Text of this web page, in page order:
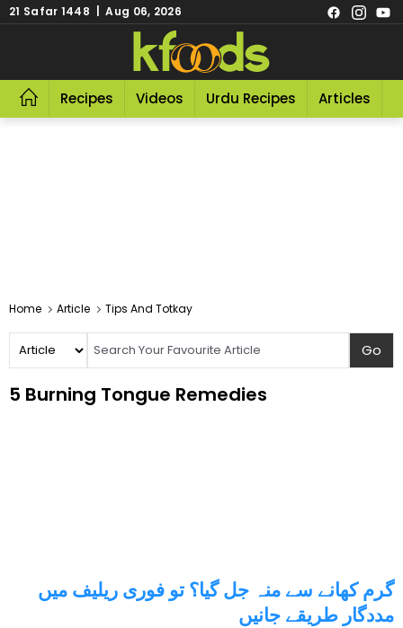
21 Safar 1448 | Aug 06, 2026
Recipes Videos Urdu Recipes Articles
Home Article Tips And Totkay
5 Burning Tongue Remedies
گرم کھانے سے منہ جل گیا؟ تو فوری ریلیف میں
مددگار طریقے جانیں